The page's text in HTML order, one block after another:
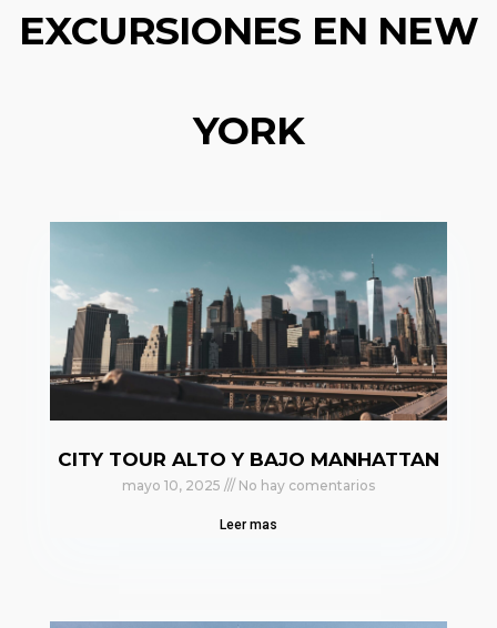
EXCURSIONES EN NEW
YORK
CITY TOUR ALTO Y BAJO MANHATTAN
mayo 10, 2025 No hay comentarios
Leer mas